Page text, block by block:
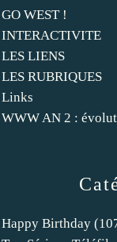
Happy Birthday
GO WEST !
INTERACTIVITE
LES LIENS
LES RUBRIQUES
Links
WWW AN 2 :